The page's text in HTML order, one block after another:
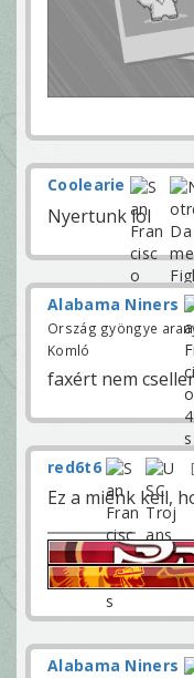
Coolearie
Nyertunk lol
Alabama Niners
Ország gyöngye
Komló
faxért nem
red6t6
Ez a miénk kell,
Alabama Niners